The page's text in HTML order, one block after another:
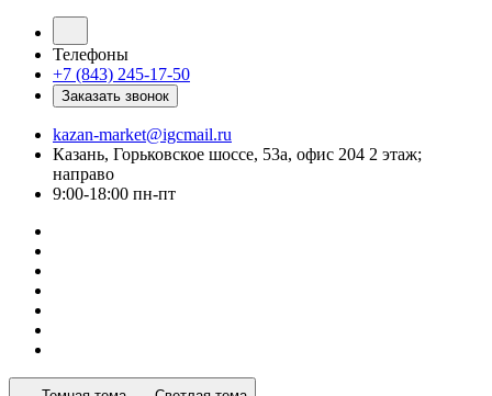
Телефоны
+7 (843) 245-17-50
Заказать звонок
kazan-market@igcmail.ru
Казань, ​Горьковское шоссе, 53а, офис 204 2 этаж;
направо
9:00-18:00 пн-пт